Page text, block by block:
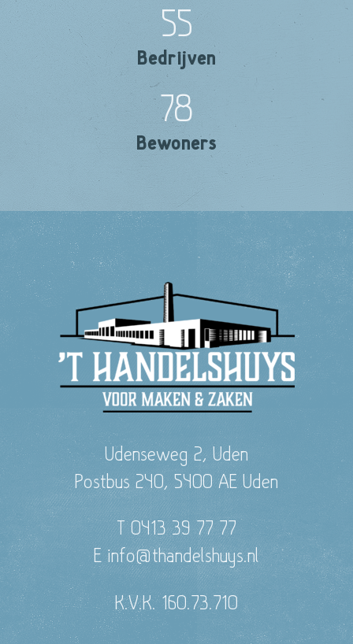
55
Bedrijven
78
Bewoners
Udenseweg 2, Uden
Postbus 240, 5400 AE Uden
T 0413 39 77 77
E info@thandelshuys.nl
K.V.K. 160.73.710